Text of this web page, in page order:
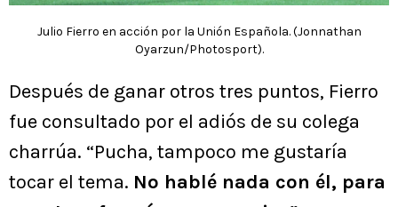
Julio Fierro en acción por la Unión Española. (Jonnathan
Oyarzun/Photosport).
Después de ganar otros tres puntos, Fierro
fue consultado por el adiós de su colega
charrúa. “Pucha, tampoco me gustaría
tocar el tema. No hablé nada con él, para